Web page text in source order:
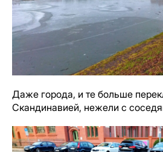
Даже города, и те больше
Скандинавией, нежели с